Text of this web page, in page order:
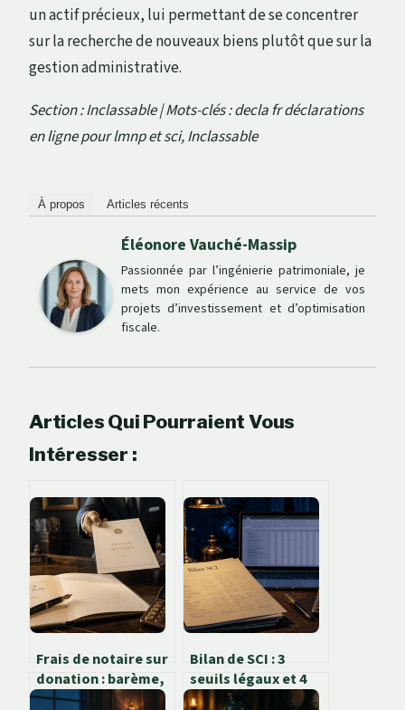
un actif précieux, lui permettant de se concentrer
sur la recherche de nouveaux biens plutôt que sur la
gestion administrative.
Section : Inclassable | Mots-clés : decla fr déclarations
en ligne pour lmnp et sci, Inclassable
À propos Articles récents
Éléonore Vauché-Massip
Passionnée par l’ingénierie patrimoniale, je
mets mon expérience au service de vos
projets d’investissement et d’optimisation
fiscale.
Articles Qui Pourraient Vous
Intéresser :
Frais de notaire sur
donation : barème,
calcul réel et
Bilan de SCI : 3
seuils légaux et 4
étapes pour gérer